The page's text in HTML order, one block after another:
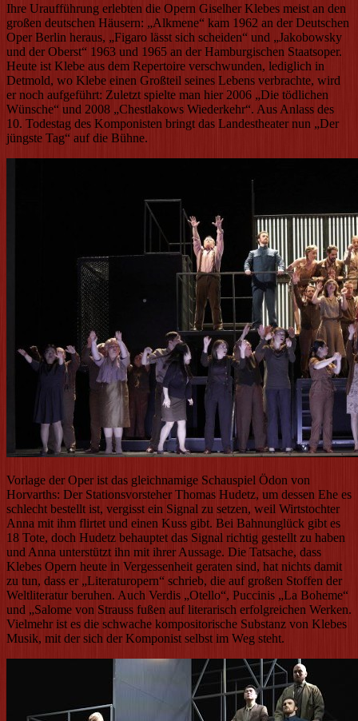
Ihre Uraufführung erlebten die Opern Giselher Klebes meist an den
großen deutschen Häusern: „Alkmene“ kam 1962 an der Deutschen
Oper Berlin heraus, „Figaro lässt sich scheiden“ und „Jakobowsky
und der Oberst“ 1963 und 1965 an der Hamburgischen Staatsoper.
Heute ist Klebe aus dem Repertoire verschwunden, lediglich in
Detmold, wo Klebe einen Großteil seines Lebens verbrachte, wird
er noch aufgeführt: Zuletzt spielte man hier 2006 „Die tödlichen
Wünsche“ und 2008 „Chestlakows Wiederkehr“. Aus Anlass des
10. Todestag des Komponisten bringt das Landestheater nun „Der
jüngste Tag“ auf die Bühne.
Vorlage der Oper ist das gleichnamige Schauspiel Ödon von
Horvarths: Der Stationsvorsteher Thomas Hudetz, um dessen Ehe es
schlecht bestellt ist, vergisst ein Signal zu setzen, weil Wirtstochter
Anna mit ihm flirtet und einen Kuss gibt. Bei Bahnunglück gibt es
18 Tote, doch Hudetz behauptet das Signal richtig gestellt zu haben
und Anna unterstützt ihn mit ihrer Aussage. Die Tatsache, dass
Klebes Opern heute in Vergessenheit geraten sind, hat nichts damit
zu tun, dass er „Literaturopern“ schrieb, die auf großen Stoffen der
Weltliteratur beruhen. Auch Verdis „Otello“, Puccinis „La Boheme“
und „Salome von Strauss fußen auf literarisch erfolgreichen Werken.
Vielmehr ist es die schwache kompositorische Substanz von Klebes
Musik, mit der sich der Komponist selbst im Weg steht.